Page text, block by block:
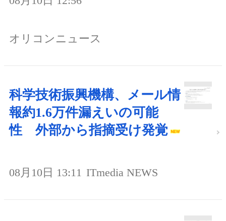
オリコンニュース
科学技術振興機構、メール情
報約1.6万件漏えいの可能
性 外部から指摘受け発覚
08月10日 13:11 ITmedia NEWS